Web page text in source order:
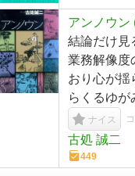
アンノウン
結論だけ見
業務解像度
おり心が揺
らくるゆが
ナイス
古処 誠二
449